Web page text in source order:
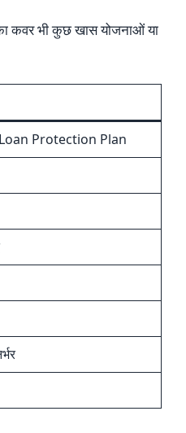
कवर भी कुछ खास योजनाओं या
Protection Plan